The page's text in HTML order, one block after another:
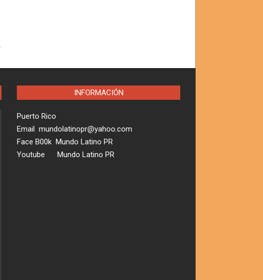
INFORMACIÓN
Puerto Rico
Email mundolatinopr@yahoo.com
Face B00k Mundo Latino PR
Youtube Mundo Latino PR